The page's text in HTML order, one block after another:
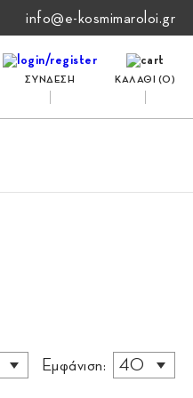
info@e-kosmimaroloi.gr
ΣΥΝΔΕΣΗ ΚΑΛΑΘΙ (0)
Εμφάνιση: